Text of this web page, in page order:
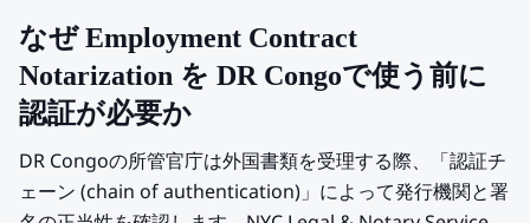
なぜ Employment Contract
Notarization を DR Congoで使う前に
認証が必要か
DR Congoの所管官庁は外国書類を受理する際、「認証チ
ェーン (chain of authentication)」によって発行機関と署